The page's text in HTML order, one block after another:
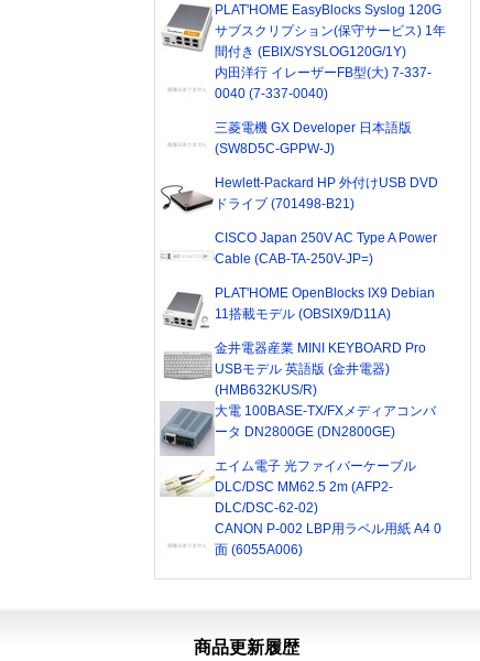
PLAT'HOME EasyBlocks Syslog 120G
サブスクリプション(保守サービス) 1年
間付き (EBIX/SYSLOG120G/1Y)
内田洋行 イレーザーFB型(大) 7-337-
0040 (7-337-0040)
三菱電機 GX Developer 日本語版
(SW8D5C-GPPW-J)
Hewlett-Packard HP 外付けUSB DVD
ドライブ (701498-B21)
CISCO Japan 250V AC Type A Power
Cable (CAB-TA-250V-JP=)
PLAT'HOME OpenBlocks IX9 Debian
11搭載モデル (OBSIX9/D11A)
金井電器産業 MINI KEYBOARD Pro
USBモデル 英語版 (金井電器)
(HMB632KUS/R)
大電 100BASE-TX/FXメディアコンバ
ータ DN2800GE (DN2800GE)
エイム電子 光ファイバーケーブル
DLC/DSC MM62.5 2m (AFP2-
DLC/DSC-62-02)
CANON P-002 LBP用ラベル用紙 A4 0
面 (6055A006)
商品更新履歴